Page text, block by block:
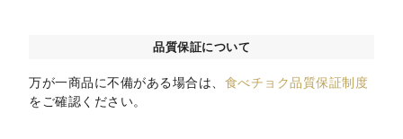
品質保証について
万が一商品に不備がある場合は、 食べチョク品質保証制度
をご確認ください。